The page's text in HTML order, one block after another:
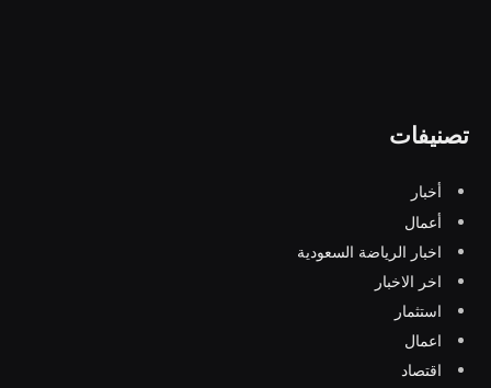
تصنيفات
أخبار
أعمال
اخبار الرياضة السعودية
اخر الاخبار
استثمار
اعمال
اقتصاد